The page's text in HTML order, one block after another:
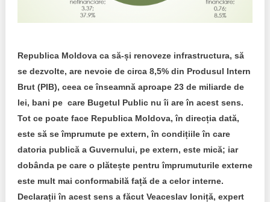
Aplică la BUNELE PRACTICI
Transparența întreprinderilor de stat
Cele mai bune și cele mai proaste politici locale din
Moldova
Democrația, independența și transparența instituțiilor
publice-cheie din Moldova
Republica Moldova ca să-și renoveze infrastructura, să
se dezvolte, are nevoie de circa 8,5% din Produsul Intern
Brut (PIB), ceea ce înseamnă aproape 23 de miliarde de
lei, bani pe care Bugetul Public nu îi are în acest sens.
Tot ce poate face Republica Moldova, în direcția dată,
este să se împrumute pe extern, în condițiile în care
datoria publică a Guvernului, pe extern, este mică; iar
dobânda pe care o plătește pentru împrumuturile externe
este mult mai conformabilă față de a celor interne.
Declarații în acest sens a făcut Veaceslav Ioniță, expert